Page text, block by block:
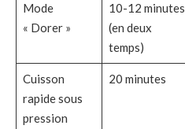
Mode
« Dorer »
10-12 minutes
(en deux
temps)
Cuisson
rapide sous
pression
20 minutes